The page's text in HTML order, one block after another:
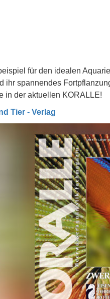
für den idealen
ihr spannendes
in der aktuellen KORALLE!
Tier - Verlag